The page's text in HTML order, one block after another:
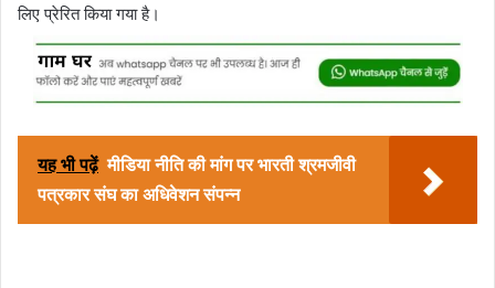
लिए प्रेरित किया गया है।
यह भी पढ़ें मीडिया नीति की मांग पर भारती श्रमजीवी
पत्रकार संघ का अधिवेशन संपन्न